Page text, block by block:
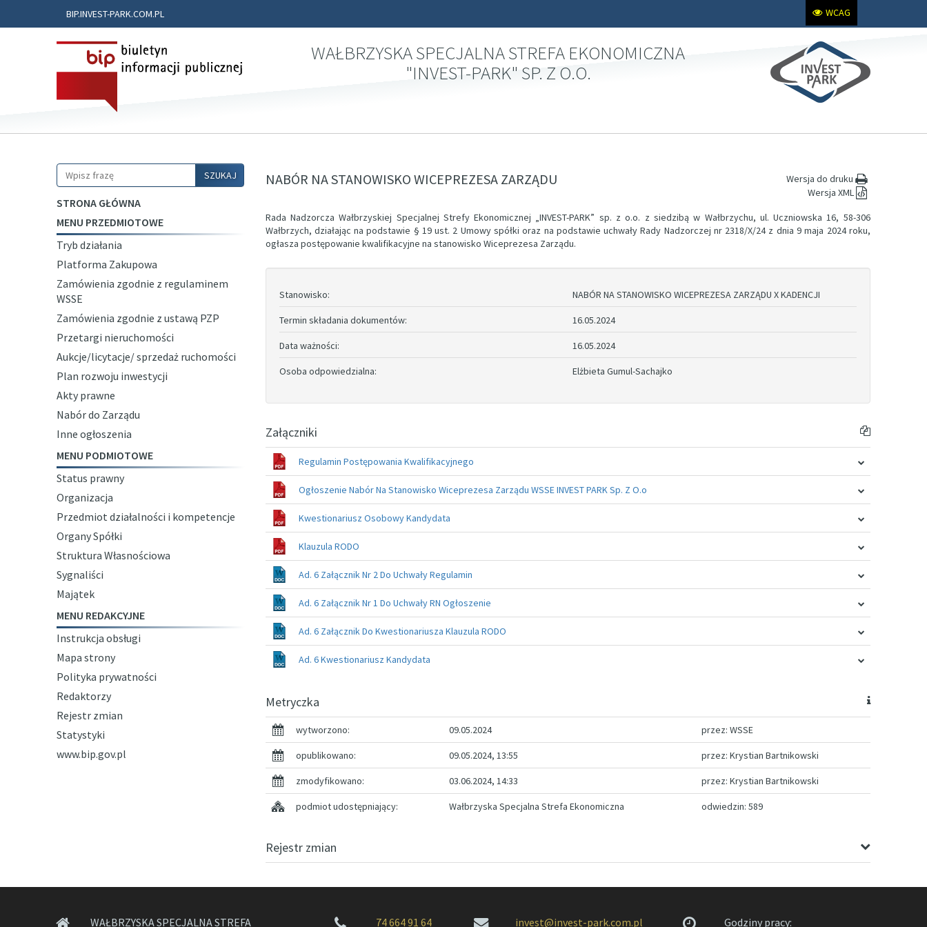
BIP.INVEST-PARK.COM.PL WCAG
WAŁBRZYSKA SPECJALNA STREFA EKONOMICZNA
"INVEST-PARK" SP. Z O.O.
Szukaj SZUKAJ
STRONA GŁÓWNA
MENU PRZEDMIOTOWE
Tryb działania
Platforma Zakupowa
Zamówienia zgodnie z regulaminem
WSSE
Zamówienia zgodnie z ustawą PZP
Przetargi nieruchomości
Aukcje/licytacje/ sprzedaż ruchomości
Plan rozwoju inwestycji
Akty prawne
Nabór do Zarządu
Inne ogłoszenia
MENU PODMIOTOWE
Status prawny
Organizacja
Przedmiot działalności i kompetencje
Organy Spółki
Struktura Własnościowa
Sygnaliści
Majątek
MENU REDAKCYJNE
Instrukcja obsługi
Mapa strony
Polityka prywatności
Redaktorzy
Rejestr zmian
Statystyki
www.bip.gov.pl
NABÓR NA STANOWISKO WICEPREZESA ZARZĄDU
Wersja do druku
Wersja XML
Rada Nadzorcza Wałbrzyskiej Specjalnej Strefy Ekonomicznej „INVEST-PARK” sp. z o.o. z siedzibą w Wałbrzychu, ul. Uczniowska 16, 58-306
Wałbrzych, działając na podstawie § 19 ust. 2 Umowy spółki oraz na podstawie uchwały Rady Nadzorczej nr 2318/X/24 z dnia 9 maja 2024 roku,
ogłasza postępowanie kwalifikacyjne na stanowisko Wiceprezesa Zarządu.
Stanowisko: NABÓR NA STANOWISKO WICEPREZESA ZARZĄDU X KADENCJI
Termin składania dokumentów: 16.05.2024
Data ważności: 16.05.2024
Osoba odpowiedzialna: Elżbieta Gumul-Sachajko
Załączniki
Regulamin Postępowania Kwalifikacyjnego
Ogłoszenie Nabór Na Stanowisko Wiceprezesa Zarządu WSSE INVEST PARK Sp. Z O.o
Kwestionariusz Osobowy Kandydata
Klauzula RODO
Ad. 6 Załącznik Nr 2 Do Uchwały Regulamin
Ad. 6 Załącznik Nr 1 Do Uchwały RN Ogłoszenie
Ad. 6 Załącznik Do Kwestionariusza Klauzula RODO
Ad. 6 Kwestionariusz Kandydata
Metryczka
wytworzono: 09.05.2024 przez: WSSE
opublikowano: 09.05.2024, 13:55 przez: Krystian Bartnikowski
zmodyfikowano: 03.06.2024, 14:33 przez: Krystian Bartnikowski
podmiot udostępniający: Wałbrzyska Specjalna Strefa Ekonomiczna odwiedzin: 589
Rejestr zmian
WAŁBRZYSKA SPECJALNA STREFA 74 664 91 64 invest@invest-park.com.pl Godziny pracy: